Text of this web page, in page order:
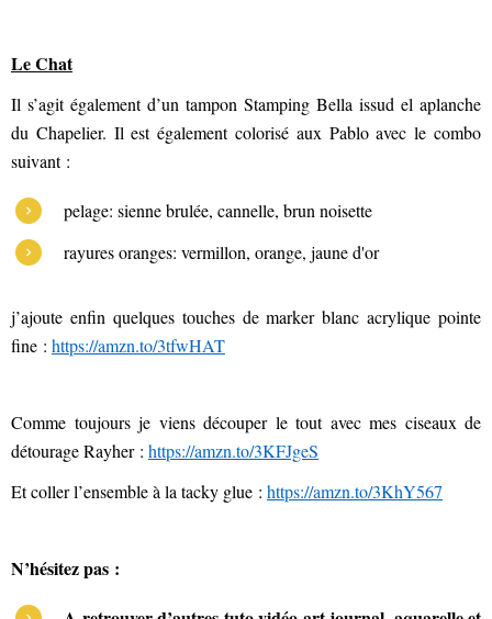
Le Chat
Il s’agit également d’un tampon Stamping Bella issud el aplanche
du Chapelier. Il est également colorisé aux Pablo avec le combo
suivant :
pelage: sienne brulée, cannelle, brun noisette
rayures oranges: vermillon, orange, jaune d'or
j’ajoute enfin quelques touches de marker blanc acrylique pointe
fine : https://amzn.to/3tfwHAT
Comme toujours je viens découper le tout avec mes ciseaux de
détourage Rayher : https://amzn.to/3KFJgeS
Et coller l’ensemble à la tacky glue : https://amzn.to/3KhY567
N’hésitez pas :